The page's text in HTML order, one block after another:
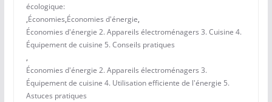
écologique:
,Économies,Économies d'énergie,
Économies d'énergie 2. Appareils électroménagers 3. Cuisine 4.
Équipement de cuisine 5. Conseils pratiques
,
Économies d'énergie 2. Appareils électroménagers 3.
Équipement de cuisine 4. Utilisation efficiente de l'énergie 5.
Astuces pratiques